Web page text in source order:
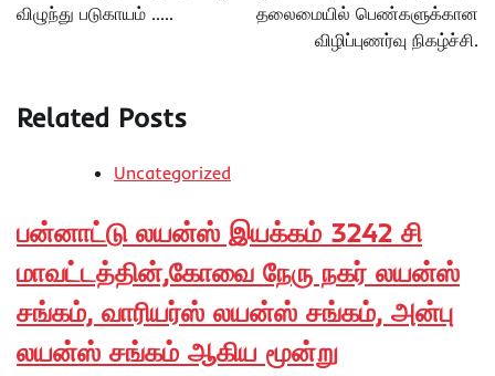
விழுந்து படுகாயம் …..
தலைமையில் பெண்களுக்கான
விழிப்புணர்வு நிகழ்ச்சி.
Related Posts
Uncategorized
பன்னாட்டு லயன்ஸ் இயக்கம் 3242 சி
மாவட்டத்தின்,கோவை நேரு நகர் லயன்ஸ்
சங்கம், வாரியர்ஸ் லயன்ஸ் சங்கம், அன்பு
லயன்ஸ் சங்கம் ஆகிய மூன்று